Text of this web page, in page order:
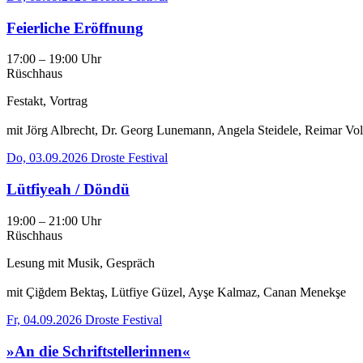
Feierliche Eröffnung
17:00 – 19:00 Uhr
Rüschhaus
Festakt, Vortrag
mit Jörg Albrecht, Dr. Georg Lunemann, Angela Steidele, Reimar
Do, 03.09.2026 Droste Festival
Lütfiyeah / Döndü
19:00 – 21:00 Uhr
Rüschhaus
Lesung mit Musik, Gespräch
mit Çiğdem Bektaş, Lütfiye Güzel, Ayşe Kalmaz, Canan Menekşe
Fr, 04.09.2026 Droste Festival
»An die Schriftstellerinnen«